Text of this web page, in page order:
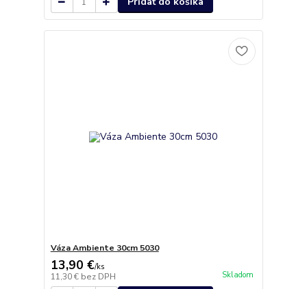
Váza Ambiente 30cm 5030
13,90 €/ks
11,30 € bez DPH Skladom